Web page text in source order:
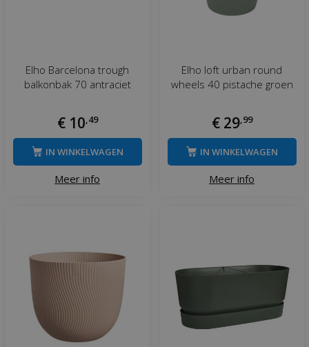
Elho Barcelona trough
balkonbak 70 antraciet
€ 10 49
Meer info
IN WINKELWAGEN
Elho loft urban round
wheels 40 pistache groen
€ 29, 99
Meer info
IN WINKELWAGEN